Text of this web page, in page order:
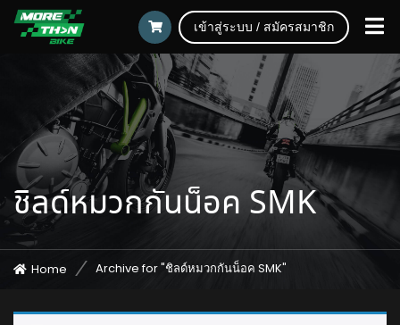
เข้าสู่ระบบ / สมัครสมาชิก
ชิลด์หมวกกันน็อค SMK
Home Archive for "ชิลด์หมวกกันน็อค SMK"